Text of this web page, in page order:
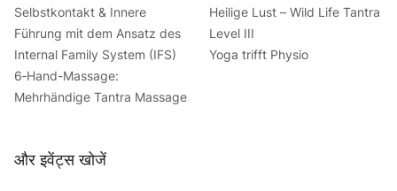
Selbstkontakt & Innere
Führung mit dem Ansatz des
Internal Family System (IFS)
6‑Hand-Massage:
Mehrhändige Tantra Massage
Heilige Lust – Wild Life Tantra
Level III
Yoga trifft Physio
और इवेंट्स खोजें